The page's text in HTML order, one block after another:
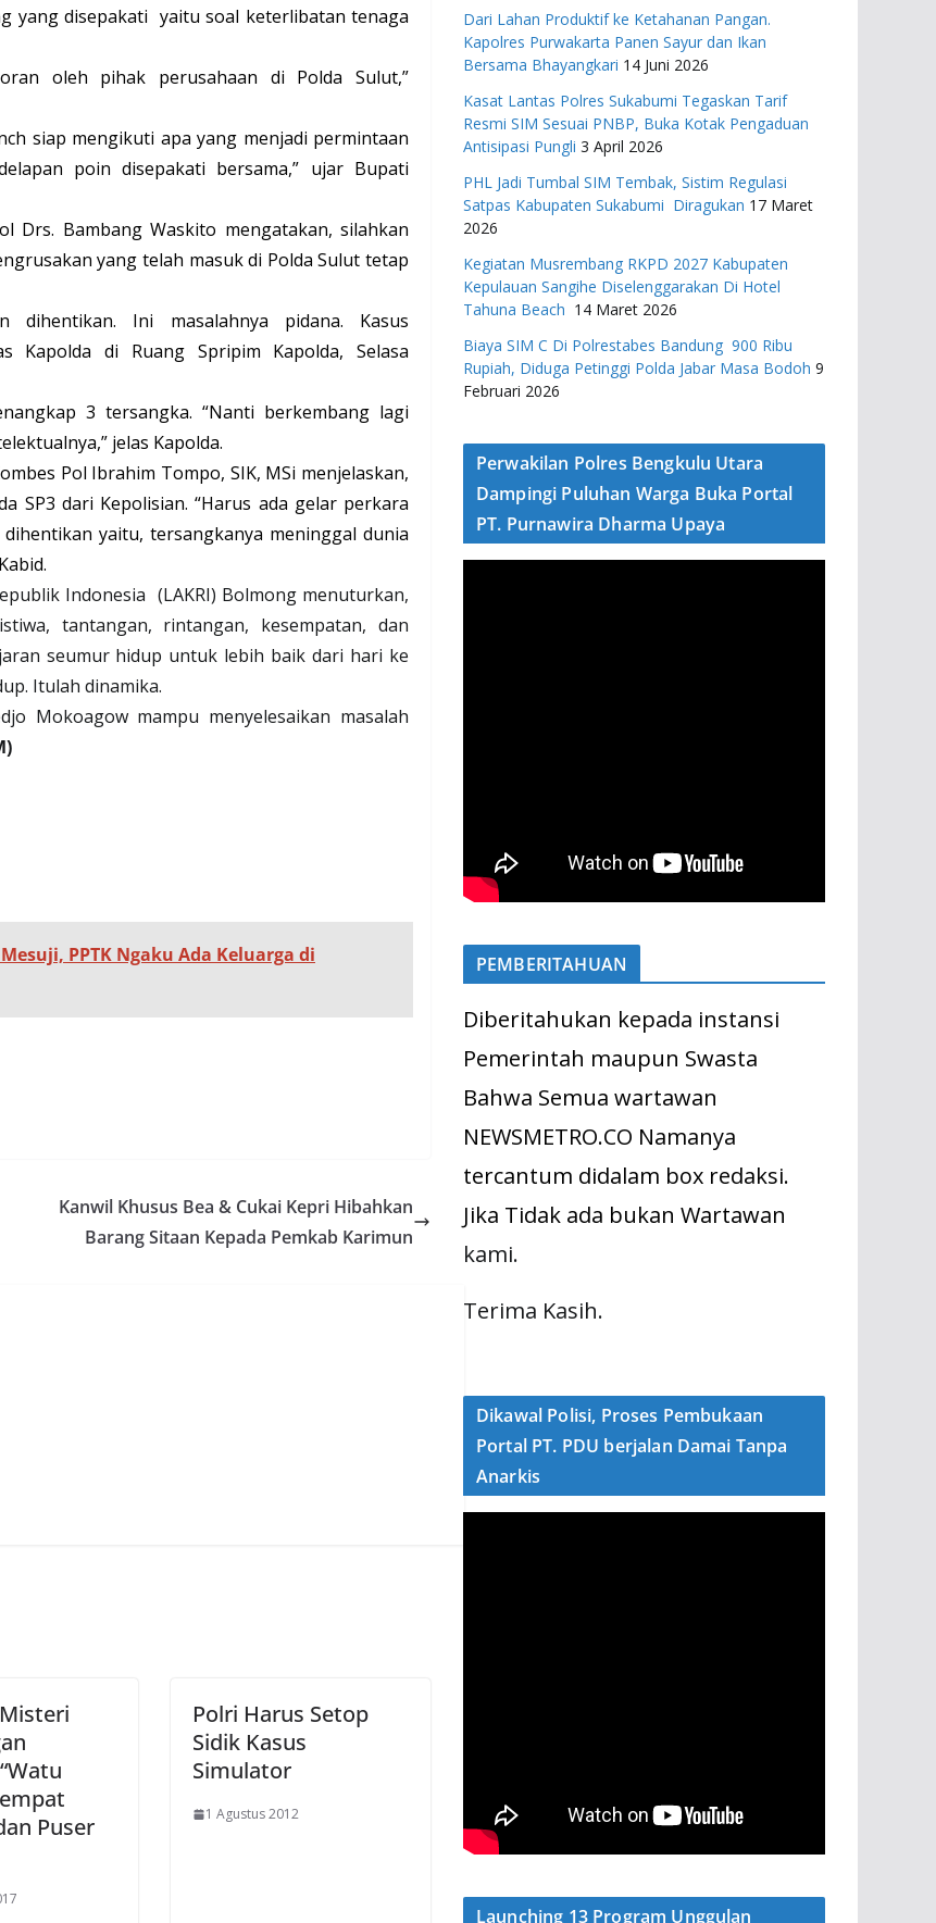
yang disepakati yaitu soal keterlibatan tenaga
oleh pihak perusahaan di Polda Sulut,”
siap mengikuti apa yang menjadi permintaan
poin disepakati bersama,” ujar Bupati
Drs. Bambang Waskito mengatakan, silahkan
yang telah masuk di Polda Sulut tetap
dihentikan. Ini masalahnya pidana. Kasus
Kapolda di Ruang Spripim Kapolda, Selasa
3 tersangka. “Nanti berkembang lagi
jelas Kapolda.
Pol Ibrahim Tompo, SIK, MSi menjelaskan,
SP3 dari Kepolisian. “Harus ada gelar perkara
yaitu, tersangkanya meninggal dunia
Indonesia (LAKRI) Bolmong menuturkan,
tantangan, rintangan, kesempatan, dan
seumur hidup untuk lebih baik dari hari ke
Itulah dinamika.
Mokoagowmampu menyelesaikan masalah
PPTK Ngaku Ada Keluarga di
Kanwil Khusus Bea & Cukai Kepri Hibahkan
Barang Sitaan Kepada Pemkab Karimun
Puser
Polri Harus Setop
Sidik Kasus
Simulator
1 Agustus 2012
Dari Lahan Produktif ke Ketahanan Pangan.
Kapolres Purwakarta Panen Sayur dan Ikan
Bersama Bhayangkari 14 Juni 2026
Kasat Lantas Polres Sukabumi Tegaskan Tarif
Resmi SIM Sesuai PNBP, Buka Kotak Pengaduan
Antisipasi Pungli 3 April 2026
PHL Jadi Tumbal SIM Tembak, Sistim Regulasi
Satpas Kabupaten Sukabumi Diragukan 17 Maret
2026
Kegiatan Musrembang RKPD 2027 ​Kabupaten
Kepulauan Sangihe Diselenggarakan Di Hotel
Tahuna Beach 14 Maret 2026
Biaya SIM C Di Polrestabes Bandung 900 Ribu
Rupiah, Diduga Petinggi Polda Jabar Masa Bodoh 9
Februari 2026
Perwakilan Polres Bengkulu Utara
Dampingi Puluhan Warga Buka Portal
PT. Purnawira Dharma Upaya
PEMBERITAHUAN
Diberitahukan kepada instansi
Pemerintah maupun Swasta
Bahwa Semua wartawan
NEWSMETRO.CO Namanya
tercantum didalam box redaksi.
Jika Tidak ada bukan Wartawan
kami.
Terima Kasih.
Dikawal Polisi, Proses Pembukaan
Portal PT. PDU berjalan Damai Tanpa
Anarkis
Launching 13 Program Unggulan